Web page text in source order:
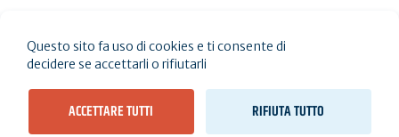
Questo sito fa uso di cookies e ti consente di
decidere se accettarli o rifiutarli
ACCETTARE TUTTI RIFIUTA TUTTO